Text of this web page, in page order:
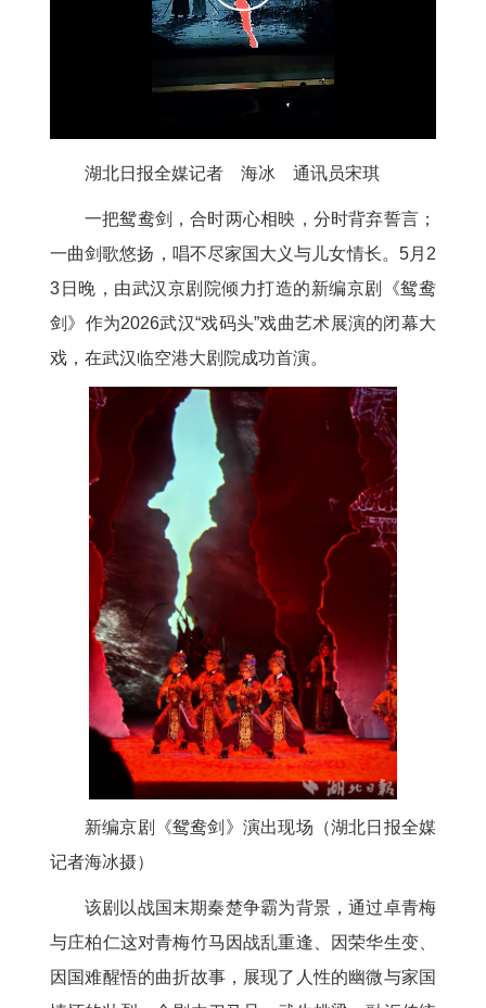
湖北日报全媒记者 海冰 通讯员宋琪
一把鸳鸯剑，合时两心相映，分时背弃誓言；
一曲剑歌悠扬，唱不尽家国大义与儿女情长。5月2
3日晚，由武汉京剧院倾力打造的新编京剧《鸳鸯
剑》作为2026武汉“戏码头”戏曲艺术展演的闭幕大
戏，在武汉临空港大剧院成功首演。
新编京剧《鸳鸯剑》演出现场（湖北日报全媒
记者海冰摄）
该剧以战国末期秦楚争霸为背景，通过卓青梅
与庄柏仁这对青梅竹马因战乱重逢、因荣华生变、
因国难醒悟的曲折故事，展现了人性的幽微与家国